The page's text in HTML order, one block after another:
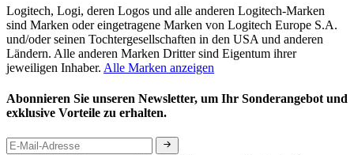
Logitech, Logi, deren Logos und alle anderen Logitech-Marken
sind Marken oder eingetragene Marken von Logitech Europe S.A.
und/oder seinen Tochtergesellschaften in den USA und anderen
Ländern. Alle anderen Marken Dritter sind Eigentum ihrer
jeweiligen Inhaber. Alle Marken anzeigen
Abonnieren Sie unseren Newsletter, um Ihr Sonderangebot und
exklusive Vorteile zu erhalten.